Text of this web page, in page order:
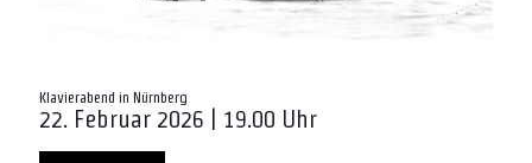
Klavierabend in Nürnberg
22. Februar 2026 | 19.00 Uhr